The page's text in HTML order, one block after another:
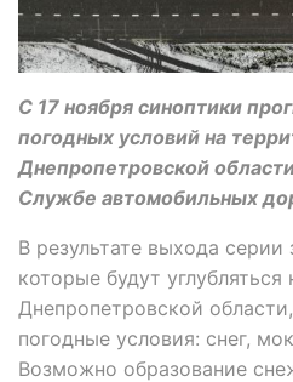
С 17 ноября синоптики
погодных условий на
Днепропетровской
Службе автомобильных
В результате выхода
которые будут
Днепропетровской
погодные условия: снег,
Возможно образование